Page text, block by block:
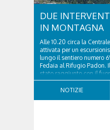
DUE
IN MONTAGNA
Alle 10.20 circa la
attivata per un
lungo il sentiero numero
Fedaia al Rifugio Padon.
stato raggiunto con il
del Soccorso alpino della
NOTIZIE